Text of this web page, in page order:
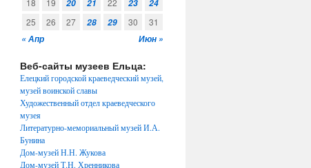
« Апр Июн »
18
19 20 21 22 23
24
25
26 27 28 29 30 31
Веб-сайты музеев Ельца:
Елецкий городской краеведческий музей,
музей воинской славы
Художественный отдел краеведческого
музея
Литературно-мемориальный музей И.А.
Бунина
Дом-музей Н.Н. Жукова
Дом-музей Т.Н. Хренникова